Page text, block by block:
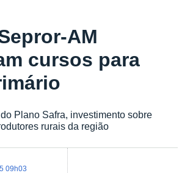
AM
cursos para
Plano Safra, investimento sobre
rurais da região
09h03